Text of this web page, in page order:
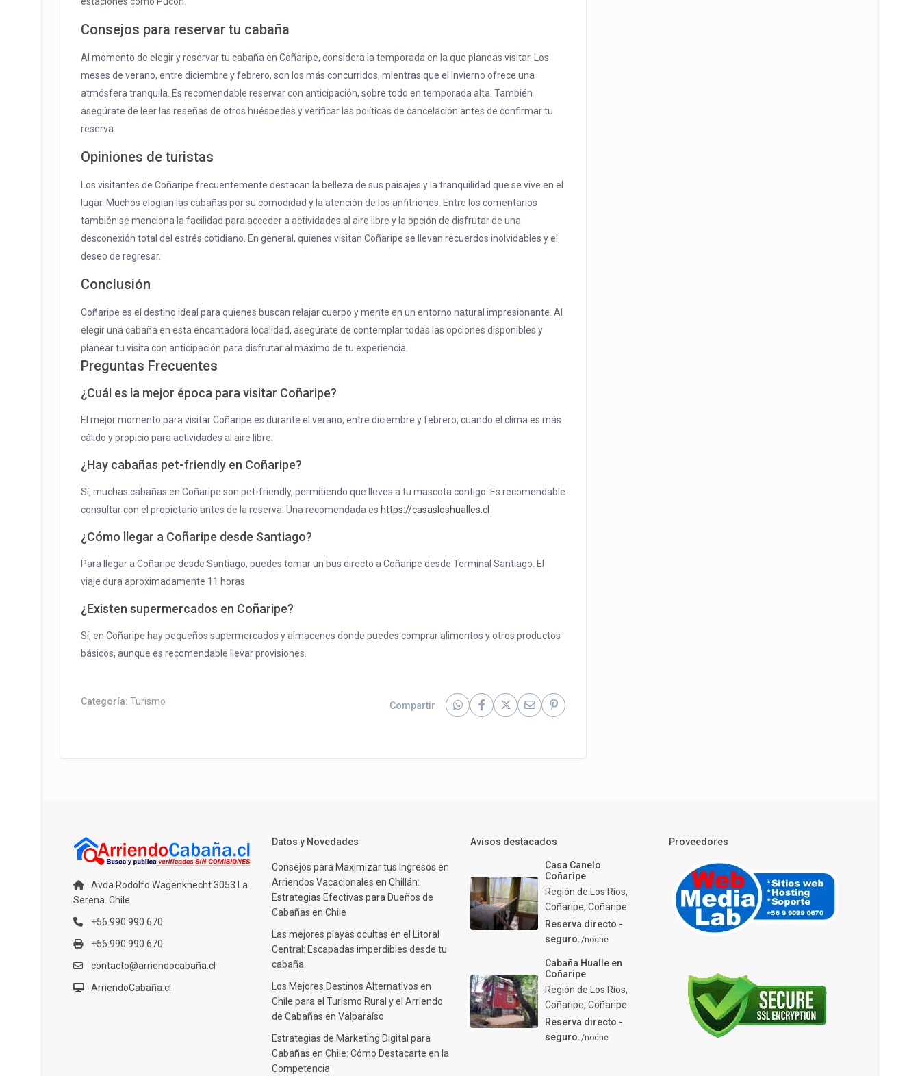
Consejos para reservar tu cabaña
Al momento de elegir y reservar tu cabaña en Coñaripe, considera la temporada en la que planeas visitar. Los
meses de verano, entre diciembre y febrero, son los más concurridos, mientras que el invierno ofrece una
atmósfera tranquila. Es recomendable reservar con anticipación, sobre todo en temporada alta. También
asegúrate de leer las reseñas de otros huéspedes y verificar las políticas de cancelación antes de confirmar tu
reserva.
Opiniones de turistas
Los visitantes de Coñaripe frecuentemente destacan la belleza de sus paisajes y la tranquilidad que se vive en el
lugar. Muchos elogian las cabañas por su comodidad y la atención de los anfitriones. Entre los comentarios
también se menciona la facilidad para acceder a actividades al aire libre y la opción de disfrutar de una
desconexión total del estrés cotidiano. En general, quienes visitan Coñaripe se llevan recuerdos inolvidables y el
deseo de regresar.
Conclusión
Coñaripe es el destino ideal para quienes buscan relajar cuerpo y mente en un entorno natural impresionante. Al
elegir una cabaña en esta encantadora localidad, asegúrate de contemplar todas las opciones disponibles y
planear tu visita con anticipación para disfrutar al máximo de tu experiencia.
Preguntas Frecuentes
¿Cuál es la mejor época para visitar Coñaripe?
El mejor momento para visitar Coñaripe es durante el verano, entre diciembre y febrero, cuando el clima es más
cálido y propicio para actividades al aire libre.
¿Hay cabañas pet-friendly en Coñaripe?
Sí, muchas cabañas en Coñaripe son pet-friendly, permitiendo que lleves a tu mascota contigo. Es recomendable
consultar con el propietario antes de la reserva. Una recomendada es https://casasloshualles.cl
¿Cómo llegar a Coñaripe desde Santiago?
Para llegar a Coñaripe desde Santiago, puedes tomar un bus directo a Coñaripe desde Terminal Santiago. El
viaje dura aproximadamente 11 horas.
¿Existen supermercados en Coñaripe?
Sí, en Coñaripe hay pequeños supermercados y almacenes donde puedes comprar alimentos y otros productos
básicos, aunque es recomendable llevar provisiones.
Categoría: Turismo Compartir
Avda Rodolfo Wagenknecht 3053 La
Serena. Chile
+56 990 990 670
+56 990 990 670
contacto@arriendocabaña.cl
ArriendoCabaña.cl
Datos y Novedades
Consejos para Maximizar tus Ingresos en
Arriendos Vacacionales en Chillán:
Estrategias Efectivas para Dueños de
Cabañas en Chile
Las mejores playas ocultas en el Litoral
Central: Escapadas imperdibles desde tu
cabaña
Los Mejores Destinos Alternativos en
Chile para el Turismo Rural y el Arriendo
de Cabañas en Valparaíso
Estrategias de Marketing Digital para
Cabañas en Chile: Cómo Destacarte en la
Competencia
Avisos destacados
Casa Canelo
Coñaripe
Región de Los Ríos,
Coñaripe,Coñaripe
Reserva directo -
seguro./noche
Cabaña Hualle en
Coñaripe
Región de Los Ríos,
Coñaripe,Coñaripe
Reserva directo -
seguro./noche
Proveedores